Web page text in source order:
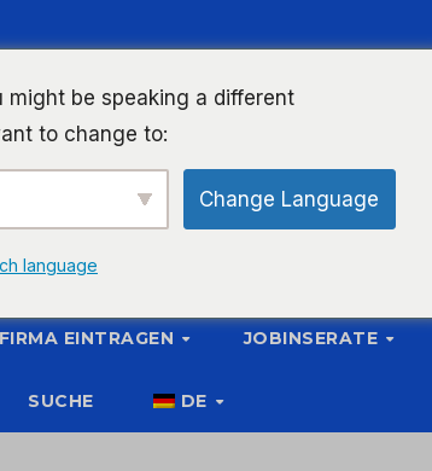
FIRMA EINTRAGEN JOBINSERATE
SUCHE DE
be speaking a different
to change to:
Change Language
language